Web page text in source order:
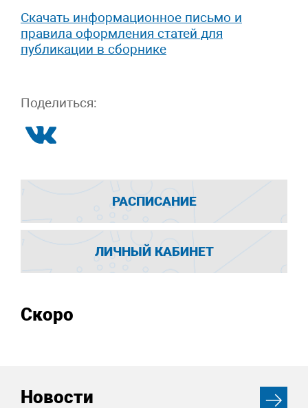
Скачать информационное письмо и
правила оформления статей для
публикации в сборнике
Поделиться:
РАСПИСАНИЕ
ЛИЧНЫЙ КАБИНЕТ
Скоро
Новости